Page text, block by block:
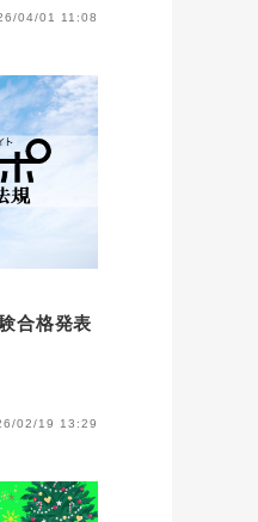
04/01 11:08
合格発表
02/19 13:29